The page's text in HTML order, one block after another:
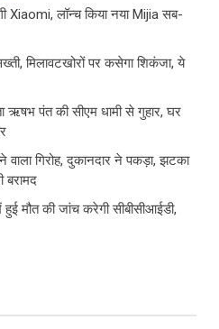
Xiaomi, लॉन्च किया नया Mijia सब-
मिलावटखोरों पर कसेगा शिकंजा, ये
पंत की सीएम धामी से गुहार, घर
गिरोह, दुकानदार ने पकड़ा, झटका
हुई मौत की जांच करेगी सीबीसीआईडी,